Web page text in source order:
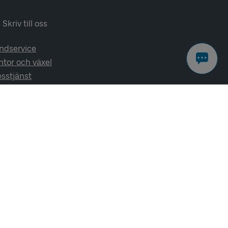
Skriv till oss
och växel